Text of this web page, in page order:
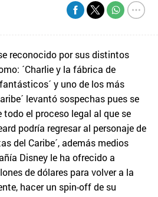
reconocido por sus distintos
´Charlie y la fábrica de
y uno de los más
levantó sospechas pues se
todo el proceso legal al que se
podría regresar al personaje de
del Caribe´, además medios
Disney le ha ofrecido a
de dólares para volver a la
hacer un spin-off de su